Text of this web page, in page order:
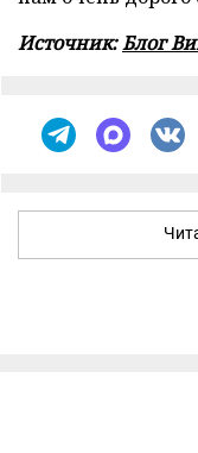
Источник:Блог